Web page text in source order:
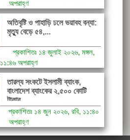
অপরাহ্ণ
অতিবৃষ্টি ও পাহাড়ি ঢলে ভয়াবহ বন্যা:
মৃত্যু বেড়ে ৫৪,...
প্রকাশিতঃ ১৪ জুলাই ২০২৬, মঙ্গল,
১১:৪৬ অপরাহ্ণ
তারল্য সংকটে ইসলামী ব্যাংক,
বাংলাদেশ ব্যাংকের ২,৫০০ কোটি
টাকার...
প্রকাশিতঃ ১৪ জুন ২০২৬, রবি, ১১:৪০
অপরাহ্ণ